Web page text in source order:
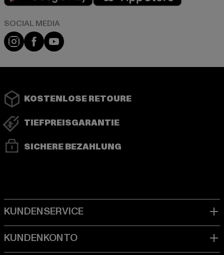
Instagram
FacebookYouTube
KOSTENLOSE RETOURE
TIEFPREISGARANTIE
SICHERE BEZAHLUNG